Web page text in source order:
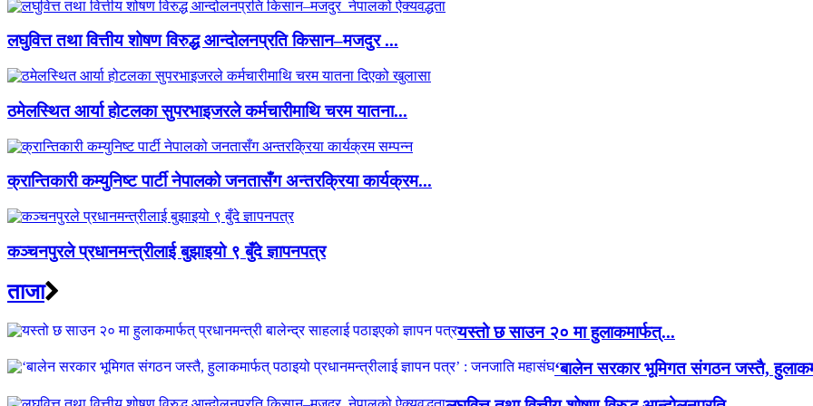
लघुवित्त तथा वित्तीय शोषण विरुद्ध आन्दोलनप्रति किसान–मजदुर ...
ठमेलस्थित आर्या होटलका सुपरभाइजरले कर्मचारीमाथि चरम यातना...
क्रान्तिकारी कम्युनिष्ट पार्टी नेपालको जनतासँग अन्तरक्रिया कार्यक्रम...
कञ्चनपुरले प्रधानमन्त्रीलाई बुझाइयो ९ बुँदे ज्ञापनपत्र
ताजा
यस्तो छ साउन २० मा हुलाकमार्फत्...
‘बालेन सरकार भूमिगत संगठन जस्तै,